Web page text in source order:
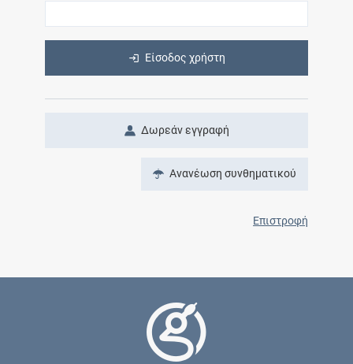
Είσοδος χρήστη
Δωρεάν εγγραφή
Ανανέωση συνθηματικού
Επιστροφή